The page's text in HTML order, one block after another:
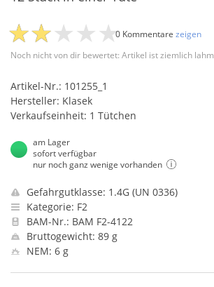
Noch nicht von dir bewertet: Artikel ist ziemlich lahm
0 Kommentare zeigen
Artikel-Nr.: 101255_1
Hersteller: Klasek
Verkaufseinheit: 1 Tütchen
am Lager
sofort verfügbar
nur noch ganz wenige vorhanden
Gefahrgutklasse: 1.4G (UN 0336)
Kategorie: F2
BAM-Nr.: BAM F2-4122
Bruttogewicht: 89 g
NEM: 6 g